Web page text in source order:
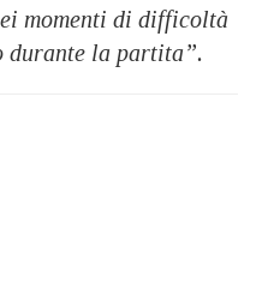
momenti di difficoltà
durante la partita”.